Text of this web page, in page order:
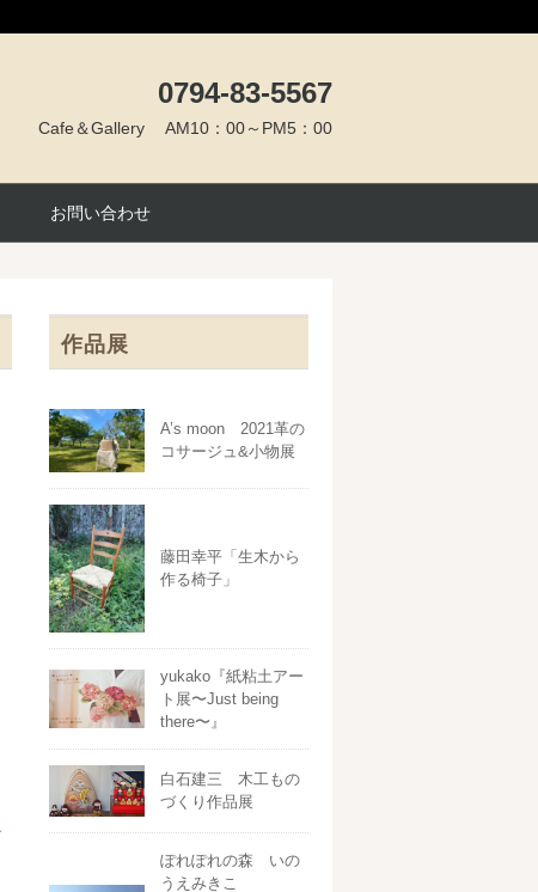
0794-83-5567
Cafe＆Gallery AM10：00～PM5：00
お問い合わせ
作品展
A’s moon 2021革の
コサージュ&小物展
藤田幸平「生木から
作る椅子」
yukako『紙粘土アー
ト展〜Just being
there〜』
白石建三 木工もの
づくり作品展
ぽれぽれの森 いの
うえみきこ